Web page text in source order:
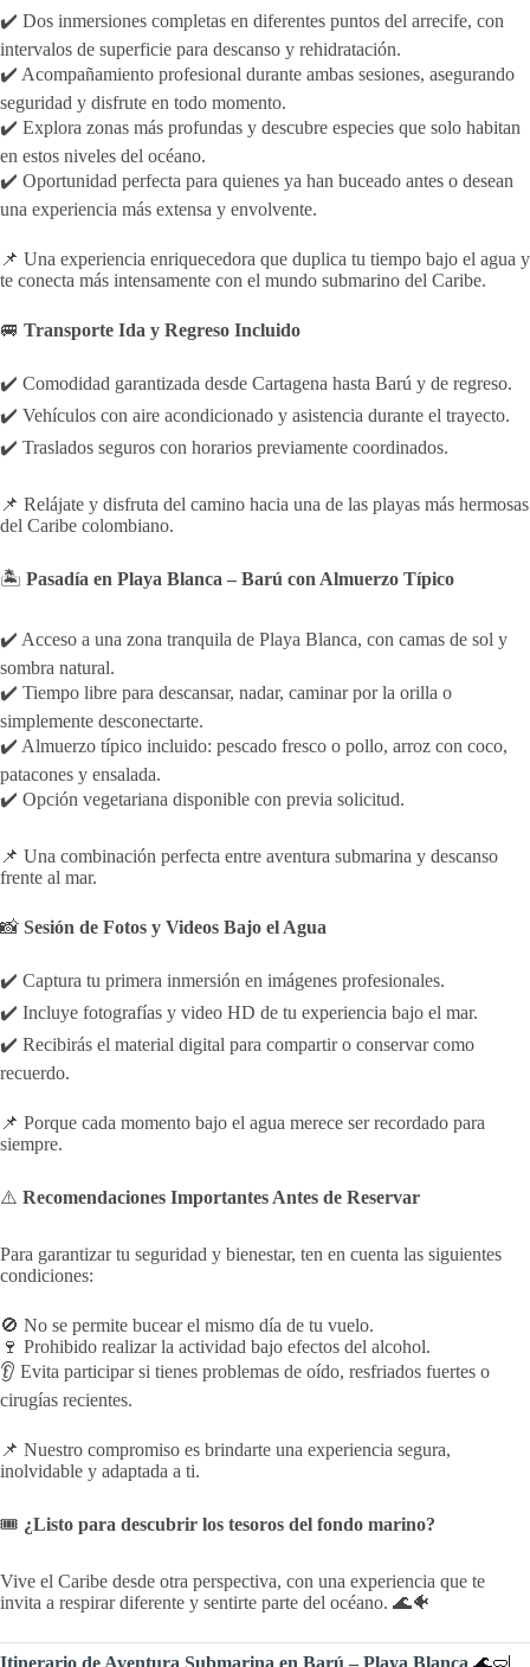
✔️ Dos inmersiones completas en diferentes puntos del arrecife, con
intervalos de superficie para descanso y rehidratación.
✔️ Acompañamiento profesional durante ambas sesiones, asegurando
seguridad y disfrute en todo momento.
✔️ Explora zonas más profundas y descubre especies que solo habitan
en estos niveles del océano.
✔️ Oportunidad perfecta para quienes ya han buceado antes o desean
una experiencia más extensa y envolvente.
📌 Una experiencia enriquecedora que duplica tu tiempo bajo el agua y
te conecta más intensamente con el mundo submarino del Caribe.
🚐 Transporte Ida y Regreso Incluido
✔️ Comodidad garantizada desde Cartagena hasta Barú y de regreso.
✔️ Vehículos con aire acondicionado y asistencia durante el trayecto.
✔️ Traslados seguros con horarios previamente coordinados.
📌 Relájate y disfruta del camino hacia una de las playas más hermosas
del Caribe colombiano.
🏝️ Pasadía en Playa Blanca – Barú con Almuerzo Típico
✔️ Acceso a una zona tranquila de Playa Blanca, con camas de sol y
sombra natural.
✔️ Tiempo libre para descansar, nadar, caminar por la orilla o
simplemente desconectarte.
✔️ Almuerzo típico incluido: pescado fresco o pollo, arroz con coco,
patacones y ensalada.
✔️ Opción vegetariana disponible con previa solicitud.
📌 Una combinación perfecta entre aventura submarina y descanso
frente al mar.
📸 Sesión de Fotos y Videos Bajo el Agua
✔️ Captura tu primera inmersión en imágenes profesionales.
✔️ Incluye fotografías y video HD de tu experiencia bajo el mar.
✔️ Recibirás el material digital para compartir o conservar como
recuerdo.
📌 Porque cada momento bajo el agua merece ser recordado para
siempre.
⚠️ Recomendaciones Importantes Antes de Reservar
Para garantizar tu seguridad y bienestar, ten en cuenta las siguientes
condiciones:
🚫 No se permite bucear el mismo día de tu vuelo.
🍷 Prohibido realizar la actividad bajo efectos del alcohol.
👂 Evita participar si tienes problemas de oído, resfriados fuertes o
cirugías recientes.
📌 Nuestro compromiso es brindarte una experiencia segura,
inolvidable y adaptada a ti.
🎟️ ¿Listo para descubrir los tesoros del fondo marino?
Vive el Caribe desde otra perspectiva, con una experiencia que te
invita a respirar diferente y sentirte parte del océano. 🌊🐠
Itinerario de Aventura Submarina en Barú – Playa Blanca 🌊🤿